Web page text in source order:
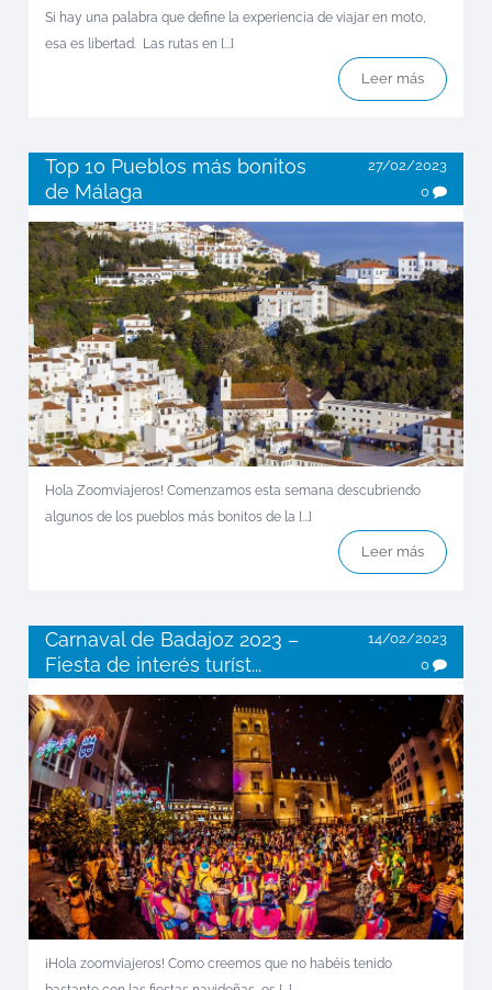
Si hay una palabra que define la experiencia de viajar en moto,
esa es libertad. Las rutas en [...]
Leer más
Top 10 Pueblos más bonitos
de Málaga
27/02/2023
0
Hola Zoomviajeros! Comenzamos esta semana descubriendo
algunos de los pueblos más bonitos de la [...]
Leer más
Carnaval de Badajoz 2023 –
Fiesta de interés turíst...
14/02/2023
0
¡Hola zoomviajeros! Como creemos que no habéis tenido